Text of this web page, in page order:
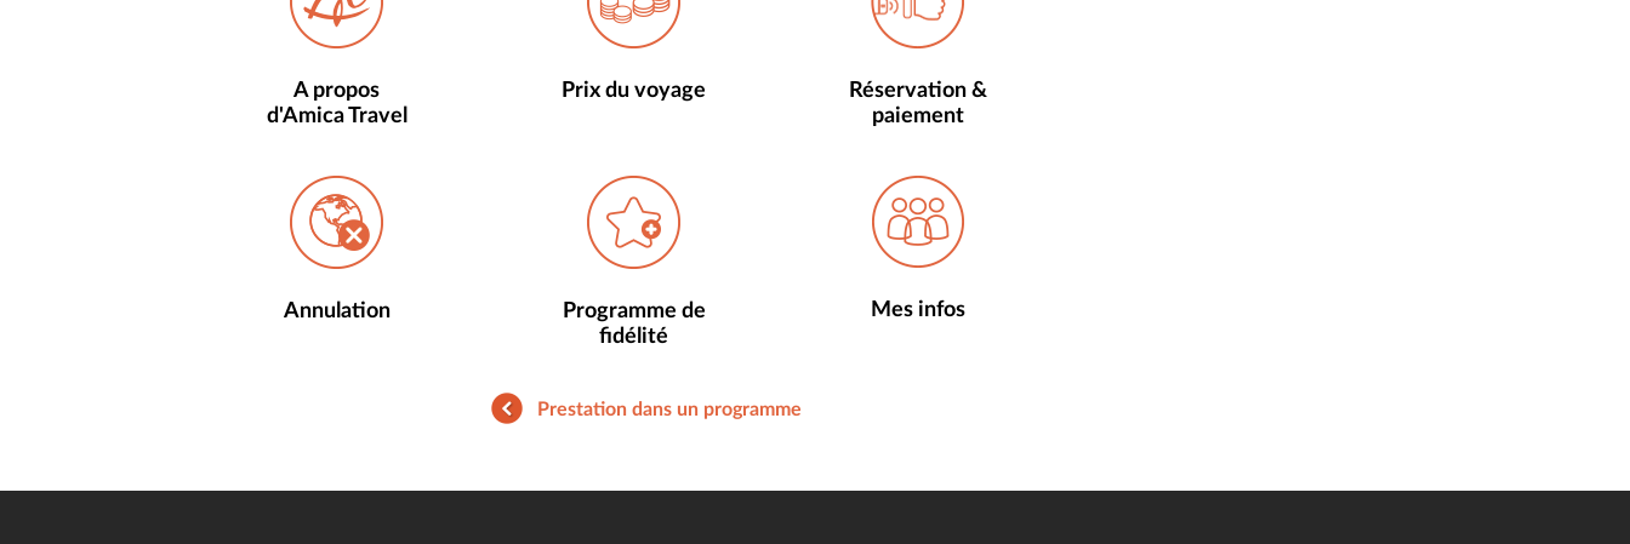
A propos
d'Amica Travel
Prix du voyage
Réservation &
paiement
Annulation
Programme de
fidélité
Mes infos
Prestation dans un programme